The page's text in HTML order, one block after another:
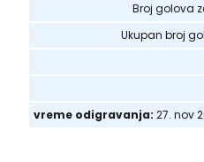
Broj golova
Ukupan broj
vreme odigravanja: 27. nov